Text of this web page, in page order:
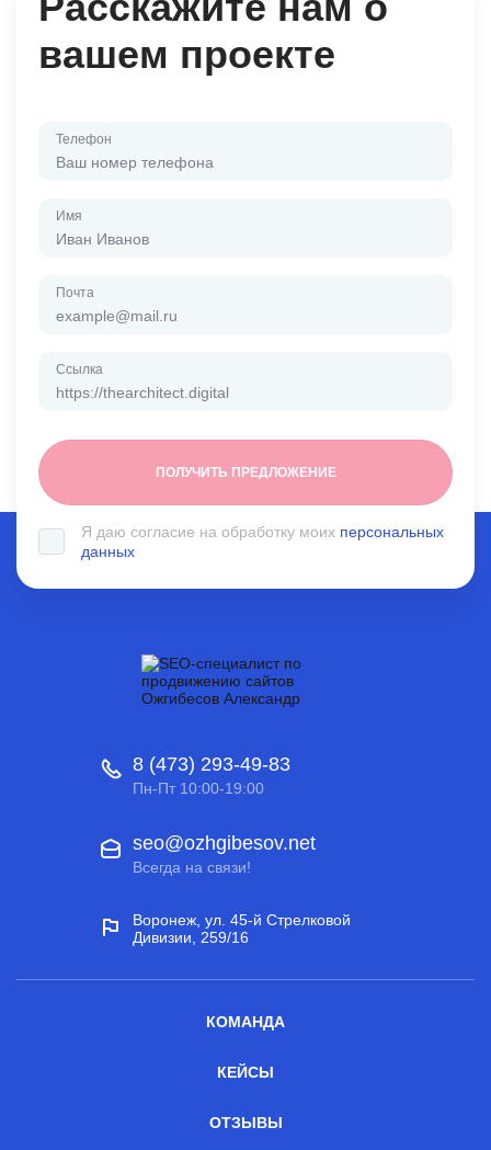
вашем проекте
Телефон
Имя
Почта
Ссылка
Я даю согласие на обработку моих персональных
данных
КОМАНДА
КЕЙСЫ
ОТЗЫВЫ
8 (473) 293-49-83
Пн-Пт 10:00-19:00
seo@ozhgibesov.net
Всегда на связи!
Воронеж, ул. 45-й Стрелковой
Дивизии, 259/16